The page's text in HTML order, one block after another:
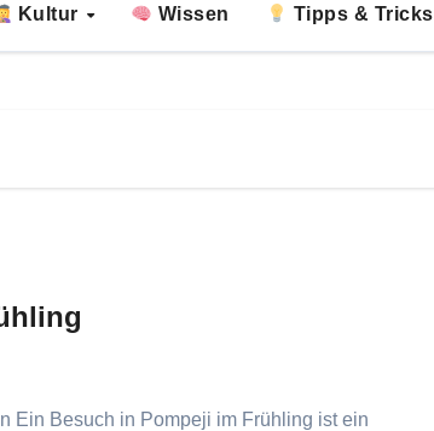
Kultur Wissen Tipps & Tricks
Ein Besuch in Pompeji im Frühling ist ein